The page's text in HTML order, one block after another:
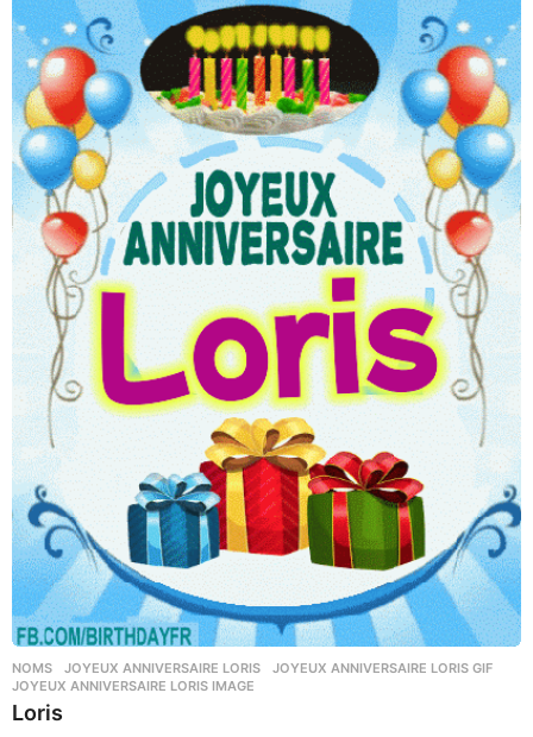
NOMS JOYEUX ANNIVERSAIRE LORIS ,JOYEUX ANNIVERSAIRE LORIS GIF
JOYEUX ANNIVERSAIRE LORIS IMAGE
Loris